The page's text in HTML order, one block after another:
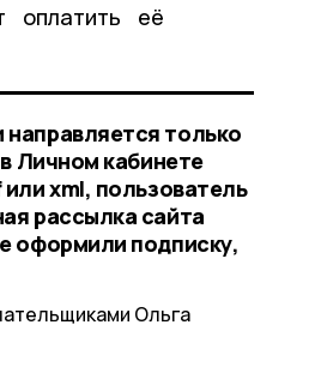
оплатить её
только
Личном кабинете
xml, пользователь
рассылка сайта
оформили подписку,
Ольга